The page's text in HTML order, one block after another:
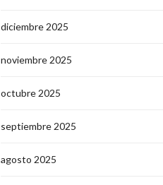
diciembre 2025
noviembre 2025
octubre 2025
septiembre 2025
agosto 2025